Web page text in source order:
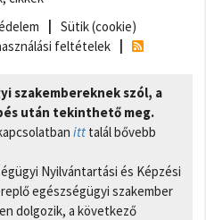
Sütik (cookie)
feltételek
szakembereknek szól, a
után tekinthető meg.
itt talál bővebb
Nyilvántartási és Képzési
egészségügyi szakember
dolgozik, a következő